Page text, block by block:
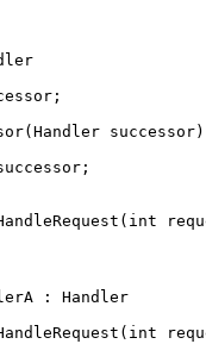
( Handler successor)
( int
: Handler
( int